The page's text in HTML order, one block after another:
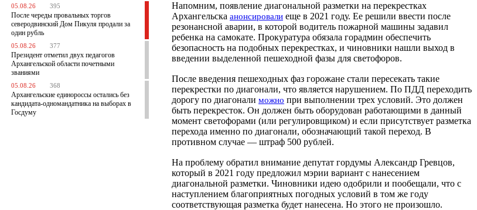
05.08.26 395
После череды провальных торгов
северодвинский Дом Пикуля продали за
один рубль
05.08.26 377
Президент отметил двух педагогов
Архангельской области почетными
званиями
05.08.26 368
Архангельские единороссы остались без
кандидата-одномандатника на выборах в
Госдуму
Напомним, появление диагональной разметки на перекрестках
Архангельска анонсировали еще в 2021 году. Ее решили ввести после
резонансной аварии, в которой водитель пожарной машины задавил
ребенка на самокате. Прокуратура обязала горадмин обеспечить
безопасность на подобных перекрестках, и чиновники нашли выход в
введении выделенной пешеходной фазы для светофоров.
После введения пешеходных фаз горожане стали пересекать такие
перекрестки по диагонали, что является нарушением. По ПДД переходить
дорогу по диагонали можно при выполнении трех условий. Это должен
быть перекресток. Он должен быть оборудован работающими в данный
момент светофорами (или регулировщиком) и если присутствует разметка
перехода именно по диагонали, обозначающий такой переход. В
противном случае — штраф 500 рублей.
На проблему обратил внимание депутат гордумы Александр Гревцов,
который в 2021 году предложил мэрии вариант с нанесением
диагональной разметки. Чиновники идею одобрили и пообещали, что с
наступлением благоприятных погодных условий в том же году
соответствующая разметка будет нанесена. Но этого не произошло.